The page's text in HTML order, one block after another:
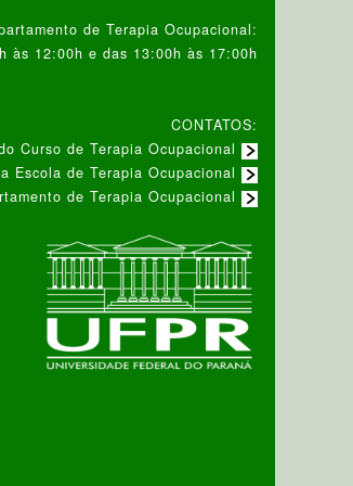
de Terapia Ocupacional:
às 12:00h e das 13:00h às 17:00h
CONTATOS:
Curso de Terapia Ocupacional
Escola de Terapia Ocupacional
de Terapia Ocupacional